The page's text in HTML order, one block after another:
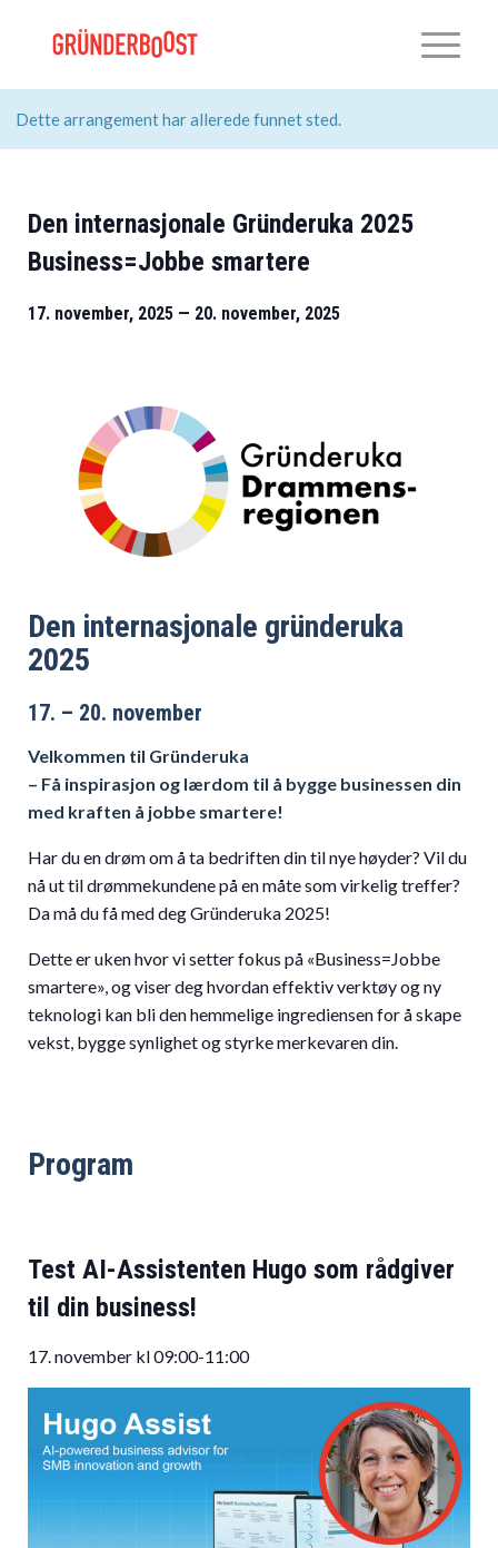
Dette arrangement har allerede funnet sted.
Den internasjonale Gründeruka 2025
Business=Jobbe smartere
17. november, 2025 — 20. november, 2025
Den internasjonale gründeruka
2025
17. – 20. november
Velkommen til Gründeruka
– Få inspirasjon og lærdom til å bygge businessen din
med kraften å jobbe smartere!
Har du en drøm om å ta bedriften din til nye høyder? Vil du
nå ut til drømmekundene på en måte som virkelig treffer?
Da må du få med deg Gründeruka 2025!
Dette er uken hvor vi setter fokus på «Business=Jobbe
smartere», og viser deg hvordan effektiv verktøy og ny
teknologi kan bli den hemmelige ingrediensen for å skape
vekst, bygge synlighet og styrke merkevaren din.
Program
Test AI-Assistenten Hugo som rådgiver
til din business!
17. november kl 09:00-11:00